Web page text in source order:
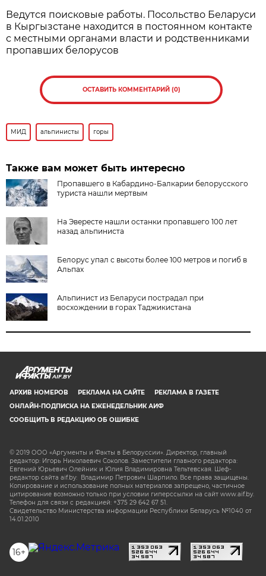
Ведутся поисковые работы. Посольство Беларуси
в Кыргызстане находится в постоянном контакте
с местными органами власти и родственниками
пропавших белорусов
ОСТАВИТЬ КОММЕНТАРИЙ (0)
МИД альпинисты горы
Также вам может быть интересно
Пропавшего в Кабардино-Балкарии белорусского
туриста нашли мертвым
На Эвересте нашли останки пропавшего 100 лет
назад альпиниста
Белорус упал с высоты более 100 метров и погиб в
Альпах
Альпинист из Беларуси пострадал при
восхождении в горах Таджикистана
AIF.BY
АРХИВ НОМЕРОВ РЕКЛАМА НА САЙТЕ
РЕКЛАМА В ГАЗЕТЕ
ОНЛАЙН-ПОДПИСКА НА ЕЖЕНЕДЕЛЬНИК АИФ
СООБЩИТЬ В РЕДАКЦИЮ ОБ ОШИБКЕ
© 2019 ООО «Аргументы и Факты в Белоруссии». Директор, главный
редактор: Игорь Николаевич Соколов. Заместители главного редактора:
Евгений Юрьевич Олейник и Юлия Владимировна Тельтевская. Шеф-
редактор сайта aif.by: Владимир Петрович Шарпило. Все права защищены.
Копирование и использование полных материалов запрещено, частичное
цитирование возможно только при условии гиперссылки на сайт www.aif.by.
Телефон для связи с редакцией: +375 29 642 67 51.
Свидетельство Министерства информации Республики Беларусь №1040 от
14.01.2010
16+